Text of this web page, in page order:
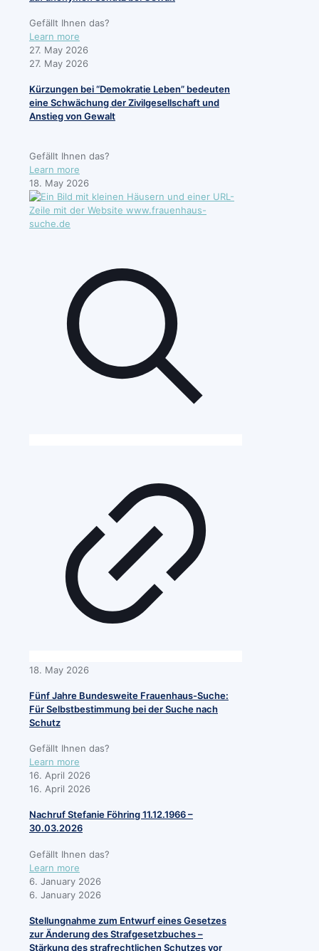
Gefällt Ihnen das?
Learn more
27. May 2026
27. May 2026
Kürzungen bei “Demokratie Leben” bedeuten
eine Schwächung der Zivilgesellschaft und
Anstieg von Gewalt
Gefällt Ihnen das?
Learn more
18. May 2026
18. May 2026
Fünf Jahre Bundesweite Frauenhaus-Suche:
Für Selbstbestimmung bei der Suche nach
Schutz
Gefällt Ihnen das?
Learn more
16. April 2026
16. April 2026
Nachruf Stefanie Föhring 11.12.1966 –
30.03.2026
Gefällt Ihnen das?
Learn more
6. January 2026
6. January 2026
Stellungnahme zum Entwurf eines Gesetzes
zur Änderung des Strafgesetzbuches –
Stärkung des strafrechtlichen Schutzes vor